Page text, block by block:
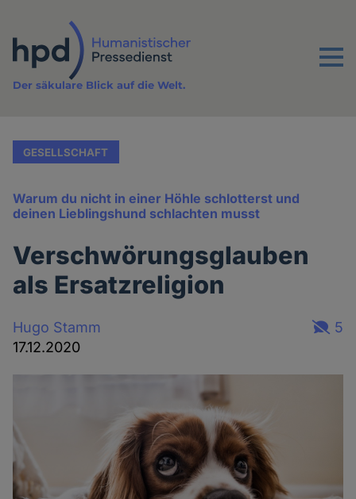
Inhalt
Menu
Der säkulare Blick auf die Welt.
GESELLSCHAFT
Warum du nicht in einer Höhle schlotterst und
deinen Lieblingshund schlachten musst
Verschwörungsglauben
als Ersatzreligion
Hugo Stamm
17.12.2020
5